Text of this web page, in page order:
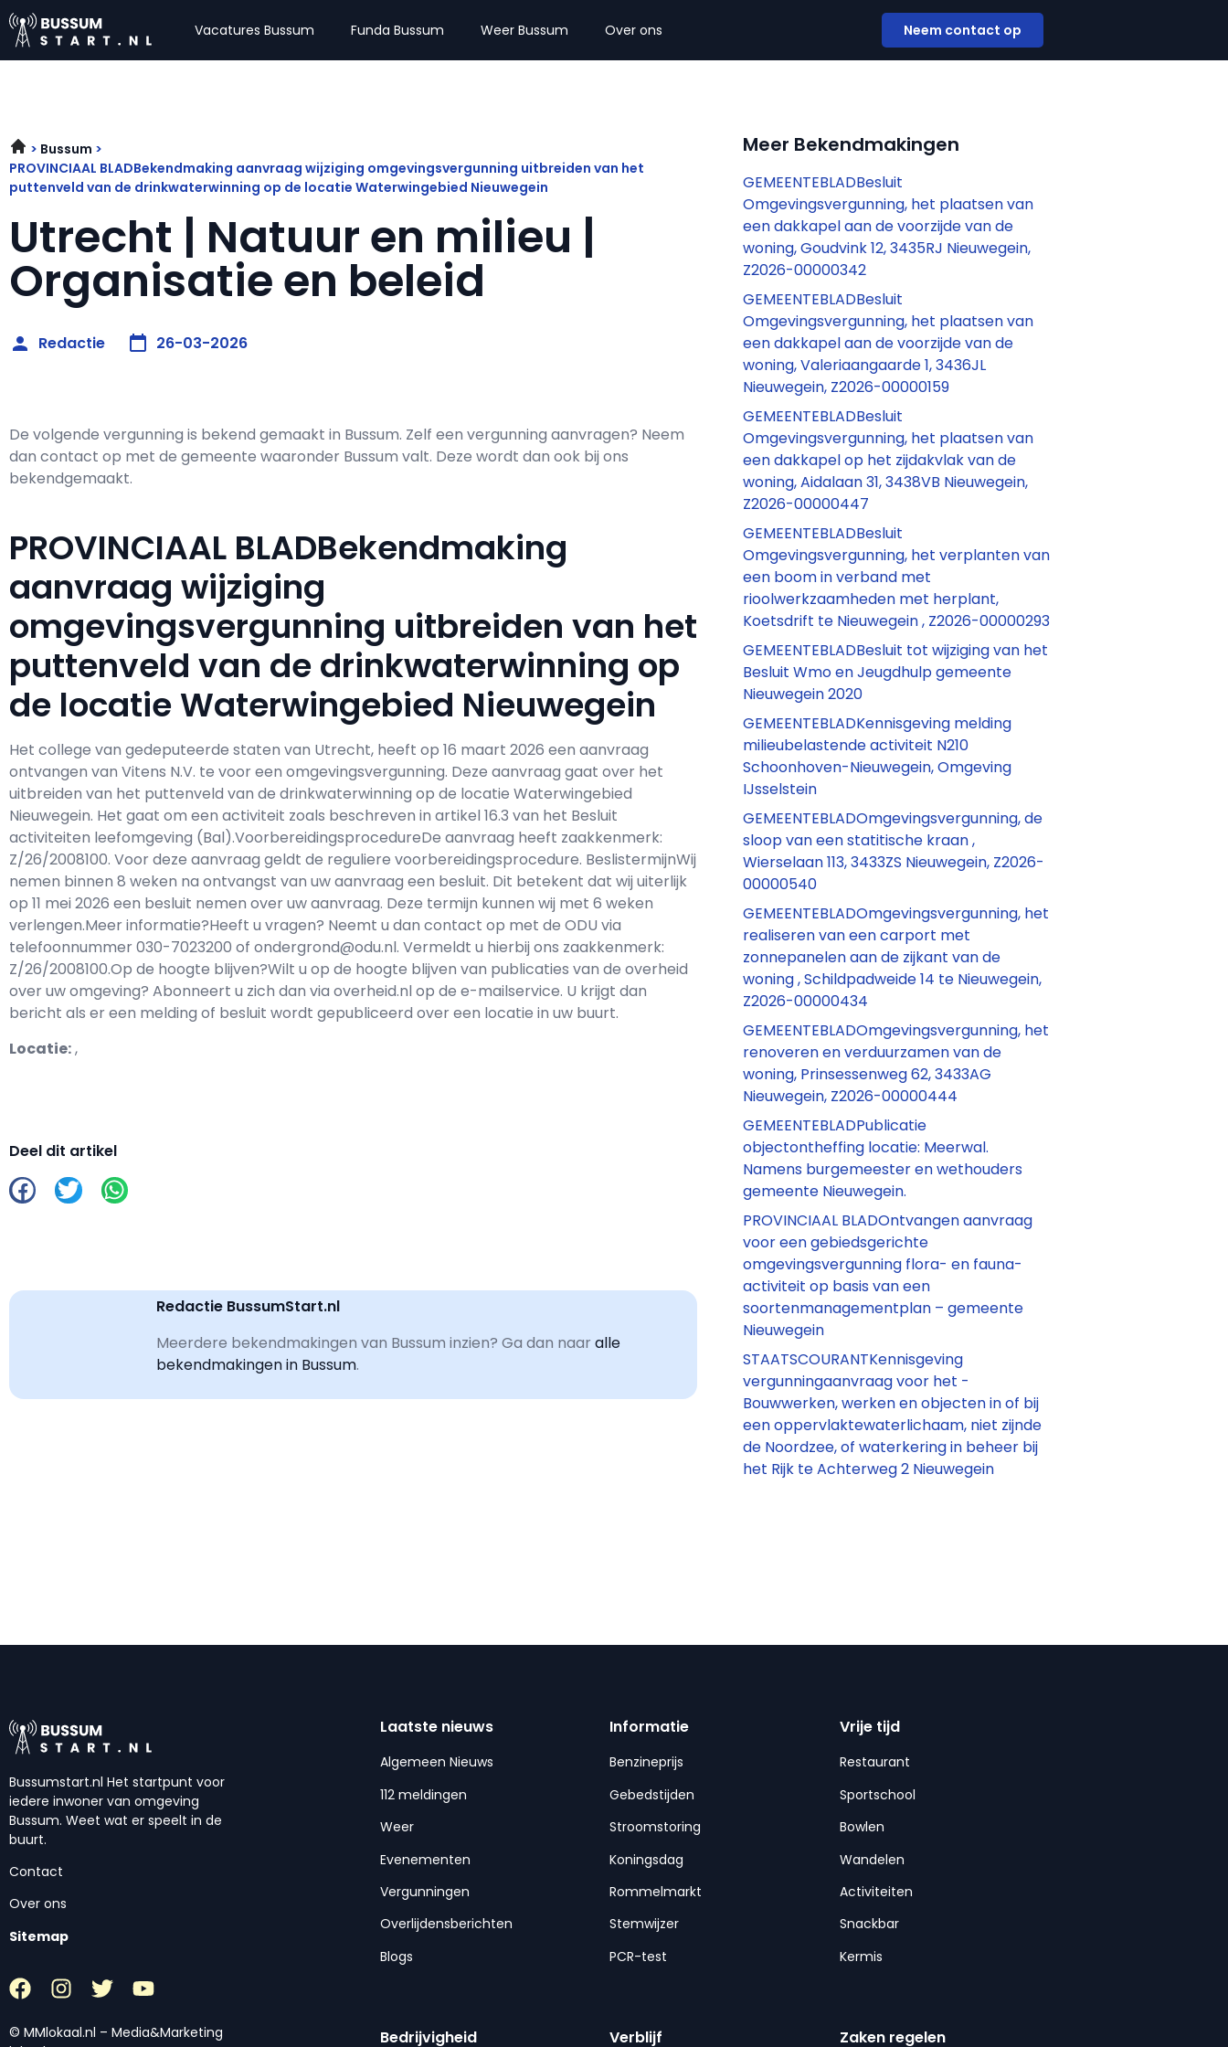
Vacatures Bussum Funda Bussum Weer Bussum Over ons Neem contact op
Bussum
PROVINCIAAL BLADBekendmaking aanvraag wijziging omgevingsvergunning uitbreiden van het
puttenveld van de drinkwaterwinning op de locatie Waterwingebied Nieuwegein
Utrecht | Natuur en milieu |
Organisatie en beleid
Redactie 26-03-2026
De volgende vergunning is bekend gemaakt in Bussum. Zelf een vergunning aanvragen? Neem
dan contact op met de gemeente waaronder Bussum valt. Deze wordt dan ook bij ons
bekendgemaakt.
PROVINCIAAL BLADBekendmaking
aanvraag wijziging
omgevingsvergunning uitbreiden van het
puttenveld van de drinkwaterwinning op
de locatie Waterwingebied Nieuwegein
Het college van gedeputeerde staten van Utrecht, heeft op 16 maart 2026 een aanvraag
ontvangen van Vitens N.V. te voor een omgevingsvergunning. Deze aanvraag gaat over het
uitbreiden van het puttenveld van de drinkwaterwinning op de locatie Waterwingebied
Nieuwegein. Het gaat om een activiteit zoals beschreven in artikel 16.3 van het Besluit
activiteiten leefomgeving (Bal).VoorbereidingsprocedureDe aanvraag heeft zaakkenmerk:
Z/26/2008100. Voor deze aanvraag geldt de reguliere voorbereidingsprocedure. BeslistermijnWij
nemen binnen 8 weken na ontvangst van uw aanvraag een besluit. Dit betekent dat wij uiterlijk
op 11 mei 2026 een besluit nemen over uw aanvraag. Deze termijn kunnen wij met 6 weken
verlengen.Meer informatie?Heeft u vragen? Neemt u dan contact op met de ODU via
telefoonnummer 030-7023200 of ondergrond@odu.nl. Vermeldt u hierbij ons zaakkenmerk:
Z/26/2008100.Op de hoogte blijven?Wilt u op de hoogte blijven van publicaties van de overheid
over uw omgeving? Abonneert u zich dan via overheid.nl op de e-mailservice. U krijgt dan
bericht als er een melding of besluit wordt gepubliceerd over een locatie in uw buurt.
Locatie:,
Deel dit artikel
Redactie BussumStart.nl
Meerdere bekendmakingen van Bussum inzien? Ga dan naar alle
bekendmakingen in Bussum.
Meer Bekendmakingen
GEMEENTEBLADBesluit
Omgevingsvergunning, het plaatsen van
een dakkapel aan de voorzijde van de
woning, Goudvink 12, 3435RJ Nieuwegein,
Z2026-00000342
GEMEENTEBLADBesluit
Omgevingsvergunning, het plaatsen van
een dakkapel aan de voorzijde van de
woning, Valeriaangaarde 1, 3436JL
Nieuwegein, Z2026-00000159
GEMEENTEBLADBesluit
Omgevingsvergunning, het plaatsen van
een dakkapel op het zijdakvlak van de
woning, Aidalaan 31, 3438VB Nieuwegein,
Z2026-00000447
GEMEENTEBLADBesluit
Omgevingsvergunning, het verplanten van
een boom in verband met
rioolwerkzaamheden met herplant,
Koetsdrift te Nieuwegein , Z2026-00000293
GEMEENTEBLADBesluit tot wijziging van het
Besluit Wmo en Jeugdhulp gemeente
Nieuwegein 2020
GEMEENTEBLADKennisgeving melding
milieubelastende activiteit N210
Schoonhoven-Nieuwegein, Omgeving
IJsselstein
GEMEENTEBLADOmgevingsvergunning, de
sloop van een statitische kraan ,
Wierselaan 113, 3433ZS Nieuwegein, Z2026-
00000540
GEMEENTEBLADOmgevingsvergunning, het
realiseren van een carport met
zonnepanelen aan de zijkant van de
woning , Schildpadweide 14 te Nieuwegein,
Z2026-00000434
GEMEENTEBLADOmgevingsvergunning, het
renoveren en verduurzamen van de
woning, Prinsessenweg 62, 3433AG
Nieuwegein, Z2026-00000444
GEMEENTEBLADPublicatie
objectontheffing locatie: Meerwal.
Namens burgemeester en wethouders
gemeente Nieuwegein.
PROVINCIAAL BLADOntvangen aanvraag
voor een gebiedsgerichte
omgevingsvergunning flora- en fauna-
activiteit op basis van een
soortenmanagementplan – gemeente
Nieuwegein
STAATSCOURANTKennisgeving
vergunningaanvraag voor het -
Bouwwerken, werken en objecten in of bij
een oppervlaktewaterlichaam, niet zijnde
de Noordzee, of waterkering in beheer bij
het Rijk te Achterweg 2 Nieuwegein
Bussumstart.nl Het startpunt voor
iedere inwoner van omgeving
Bussum. Weet wat er speelt in de
buurt.
Contact
Over ons
Sitemap
© MMlokaal.nl – Media&Marketing
Laatste nieuws
Algemeen Nieuws
112 meldingen
Weer
Evenementen
Vergunningen
Overlijdensberichten
Blogs
Informatie
Benzineprijs
Gebedstijden
Stroomstoring
Koningsdag
Rommelmarkt
Stemwijzer
PCR-test
Vrije tijd
Restaurant
Sportschool
Bowlen
Wandelen
Activiteiten
Snackbar
Kermis
Bedrijvigheid Verblijf Zaken regelen